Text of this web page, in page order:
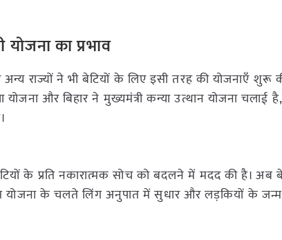
योजना का प्रभाव
राज्यों ने भी बेटियों के लिए इसी तरह की योजनाएँ शुरू
और बिहार ने मुख्यमंत्री कन्या उत्थान योजना चलाई
के प्रति नकारात्मक सोच को बदलने में मदद की है। अब
योजना के चलते लिंग अनुपात में सुधार और लड़कियों के